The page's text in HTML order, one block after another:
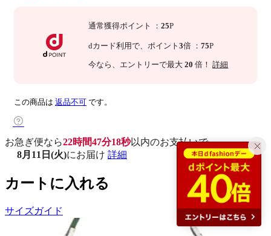
通常獲得ポイント ：25P
dカード利用で、ポイント3倍 ：75P
今なら 、エントリーで最大 20 倍！詳細
この商品は 返品不可 です。
お急ぎ便なら22時間47分17秒以内のお支払いで
8月11日(火)にお届け 詳細
カートに入れる
サイズガイド